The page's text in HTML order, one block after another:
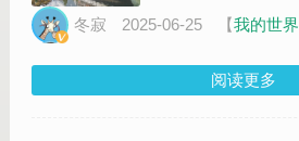
冬寂 2025-06-25 【我的世界
阅读更多